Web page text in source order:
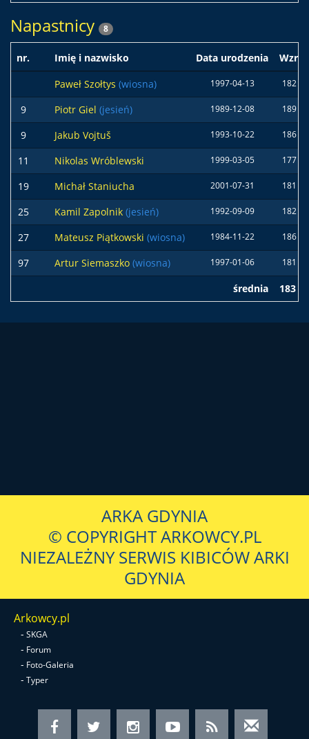
Napastnicy 8
nr. Imię i nazwisko Data urodzenia
Paweł Szołtys (wiosna) 1997-04-13 182
9 Piotr Giel (jesień) 1989-12-08 189
9 Jakub Vojtuš 1993-10-22 186
11 Nikolas Wróblewski 1999-03-05 177
19 Michał Staniucha 2001-07-31 181
25 Kamil Zapolnik (jesień) 1992-09-09 182
27 Mateusz Piątkowski (wiosna) 1984-11-22 186
97 Artur Siemaszko (wiosna) 1997-01-06 181
średnia 183
ARKA GDYNIA
© COPYRIGHT ARKOWCY.PL
NIEZALEŻNY SERWIS KIBICÓW ARKI
GDYNIA
Arkowcy.pl
- SKGA
- Forum
- Foto-Galeria
- Typer